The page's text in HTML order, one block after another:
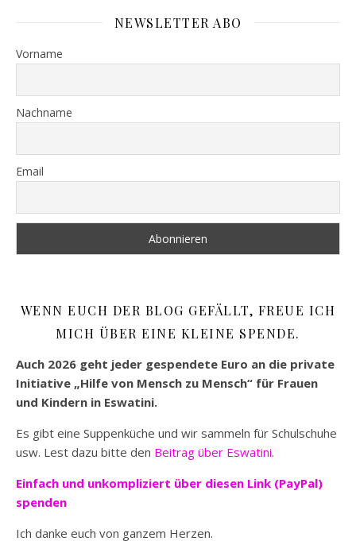
NEWSLETTER ABO
Vorname
Nachname
Email
WENN EUCH DER BLOG GEFÄLLT, FREUE ICH
MICH ÜBER EINE KLEINE SPENDE.
Auch 2026 geht jeder gespendete Euro an die private
Initiative „Hilfe von Mensch zu Mensch“ für Frauen
und Kindern in Eswatini.
Es gibt eine Suppenküche und wir sammeln für Schulschuhe
usw. Lest dazu bitte den Beitrag über Eswatini.
Einfach und unkompliziert über diesen Link (PayPal)
spenden
Ich danke euch von ganzem Herzen.